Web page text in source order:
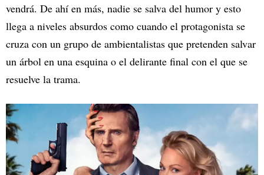
vendrá. De ahí en más, nadie se salva del humor y esto
llega a niveles absurdos como cuando el protagonista se
cruza con un grupo de ambientalistas que pretenden salvar
un árbol en una esquina o el delirante final con el que se
resuelve la trama.